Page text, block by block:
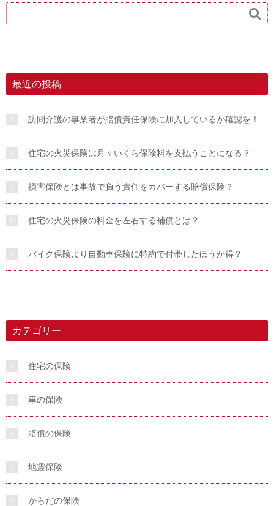

最近の投稿
訪問介護の事業者が賠償責任保険に加入しているか確認を！
住宅の火災保険は月々いくら保険料を支払うことになる？
損害保険とは事故で負う責任をカバーする賠償保険？
住宅の火災保険の料金を左右する補償とは？
バイク保険より自動車保険に特約で付帯したほうが得？
カテゴリー
住宅の保険
車の保険
賠償の保険
地震保険
からだの保険